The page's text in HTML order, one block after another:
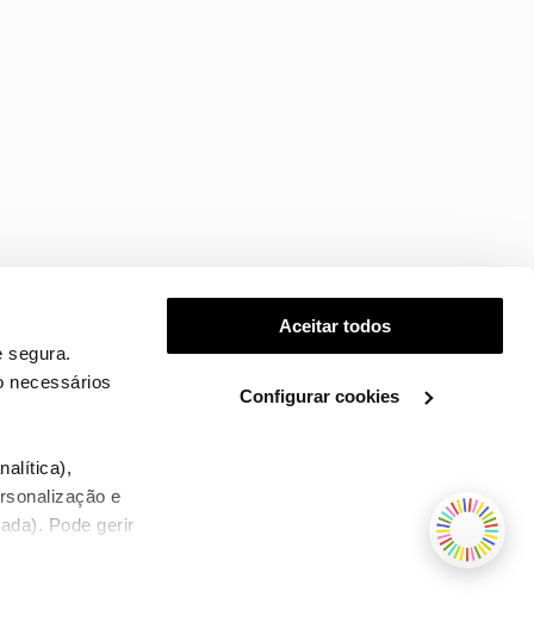
segura.
necessários
e
Pode gerir
Aceitar todos
Configurar cookies